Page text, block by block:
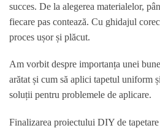
succes. De la alegerea materialelor,
fiecare pas contează. Cu ghidajul
proces ușor și plăcut.
Am vorbit despre importanța unei
arătat și cum să aplici tapetul uniform
soluții pentru problemele de aplicare.
Finalizarea proiectului DIY de